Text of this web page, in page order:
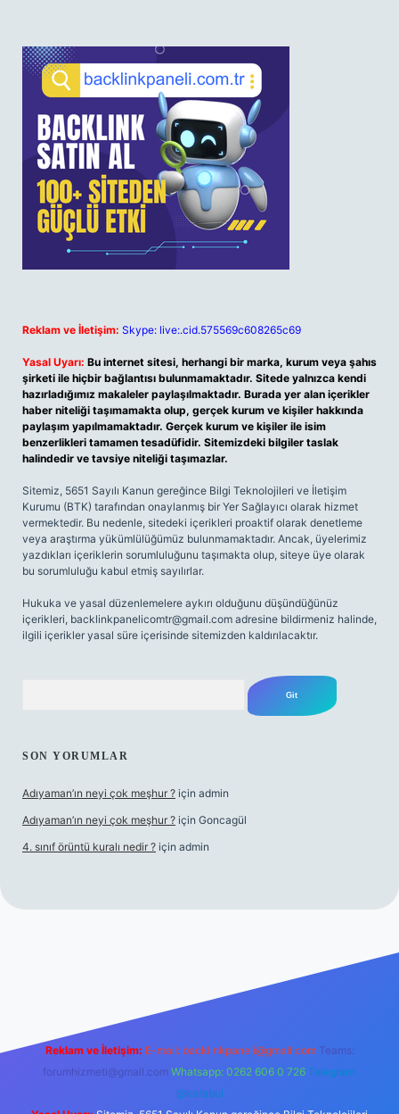
Reklam ve İletişim: Skype: live:.cid.575569c608265c69
Yasal Uyarı: Bu internet sitesi, herhangi bir marka, kurum veya şahıs
şirketi ile hiçbir bağlantısı bulunmamaktadır. Sitede yalnızca kendi
hazırladığımız makaleler paylaşılmaktadır. Burada yer alan içerikler
haber niteliği taşımamakta olup, gerçek kurum ve kişiler hakkında
paylaşım yapılmamaktadır. Gerçek kurum ve kişiler ile isim
benzerlikleri tamamen tesadüfidir. Sitemizdeki bilgiler taslak
halindedir ve tavsiye niteliği taşımazlar.
Sitemiz, 5651 Sayılı Kanun gereğince Bilgi Teknolojileri ve İletişim
Kurumu (BTK) tarafından onaylanmış bir Yer Sağlayıcı olarak hizmet
vermektedir. Bu nedenle, sitedeki içerikleri proaktif olarak denetleme
veya araştırma yükümlülüğümüz bulunmamaktadır. Ancak, üyelerimiz
yazdıkları içeriklerin sorumluluğunu taşımakta olup, siteye üye olarak
bu sorumluluğu kabul etmiş sayılırlar.
Hukuka ve yasal düzenlemelere aykırı olduğunu düşündüğünüz
içerikleri, backlinkpanelicomtr@gmail.com adresine bildirmeniz halinde,
ilgili içerikler yasal süre içerisinde sitemizden kaldırılacaktır.
SON YORUMLAR
Adıyaman’ın neyi çok meşhur ? için admin
Adıyaman’ın neyi çok meşhur ? için Goncagül
4. sınıf örüntü kuralı nedir ? için admin
Reklam ve İletişim: E-mail: backlinkpaneli@gmail.com Teams:
forumhizmeti@gmail.com Whatsapp: 0262 606 0 726 Telegram:
@karabul